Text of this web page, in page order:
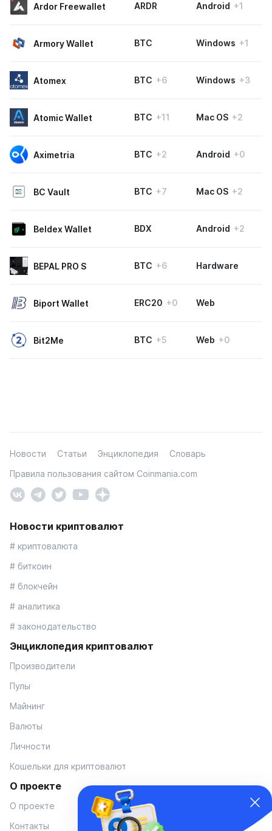
Ardor Freewallet ARDR Android +1
Armory Wallet BTC Windows +1
Atomex BTC +6 Windows +3
Atomic Wallet BTC +11 Mac OS +2
Aximetria BTC +2 Android +0
BC Vault BTC +7 Mac OS +2
Beldex Wallet BDX Android +2
BEPAL PRO S BTC +6 Hardware
Biport Wallet ERC20 +0 Web
Bit2Me BTC +5 Web +0
Новости Статьи Энциклопедия
Словарь
Правила пользования сайтом Coinmania.com
Новости криптовалют
# криптовалюта
# биткоин
# блокчейн
# аналитика
# законодательство
Энциклопедия криптовалют
Производители
Пулы
Майнинг
Валюты
Личности
Кошельки для криптовалют
О проекте
О проекте
Контакты